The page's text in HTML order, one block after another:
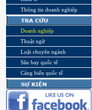
Thông tin doanh nghiệp
Doanh nghiệp
Thuật ngữ
Luật chuyên ngành
Sân bay quốc tế
Cảng biển quốc tế